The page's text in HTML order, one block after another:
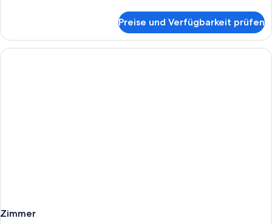
Preise und Verfügbarkeit prüfen
Zimmer